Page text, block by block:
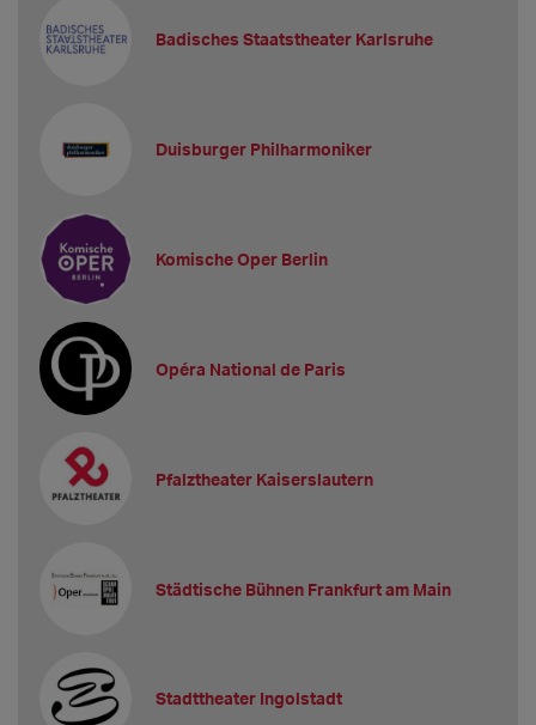
Badisches Staatstheater Karlsruhe
Duisburger Philharmoniker
Komische Oper Berlin
Opéra National de Paris
Pfalztheater Kaiserslautern
Städtische Bühnen Frankfurt am Main
Stadttheater Ingolstadt